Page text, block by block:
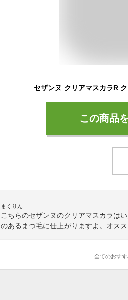
セザンヌ クリアマスカラR
この商品
まくりん
こちらのセザンヌのクリアマスカラは
のあるまつ毛に仕上がりますよ。オスス
全てのおすす